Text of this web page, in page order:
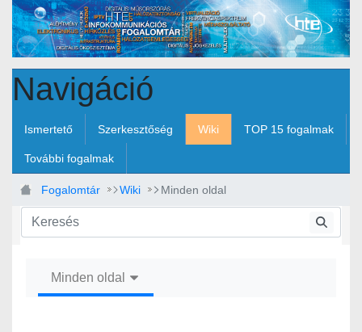
Ugrás a fő tartalomhoz
Navigáció
Ismertető Szerkesztőség Wiki TOP 15 fogalmak
További fogalmak
Fogalomtár Wiki Minden oldal
Minden oldal